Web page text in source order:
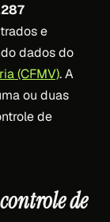
e
dados do
(CFMV). A
ou duas
de
de